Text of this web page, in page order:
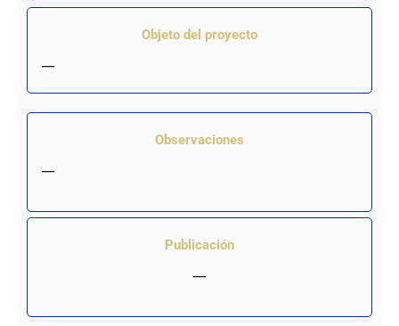
Objeto del proyecto
—
Observaciones
—
Publicación
—